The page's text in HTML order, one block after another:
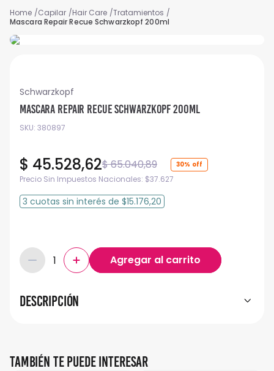
Capilar Hair Care Tratamientos
Mascara Repair Recue Schwarzkopf 200ml
Schwarzkopf
Mascara Repair Recue Schwarzkopf 200ml
SKU: 380897
$65.040,89
$ 45.528,62 30%
Precio Sin Impuestos Nacionales: $37.627
3 cuotas sin interés de $15.176,20
Descripción
También te puede interesar